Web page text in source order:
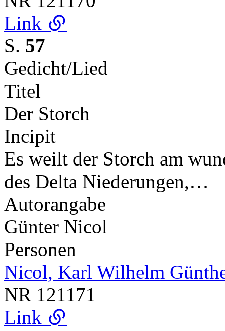
Link
S. 57
Gedicht/Lied
Titel
Der Storch
Incipit
Es weilt der Storch am
des Delta Niederungen,…
Autorangabe
Günter Nicol
Personen
Nicol, Karl Wilhelm
NR 121171
Link